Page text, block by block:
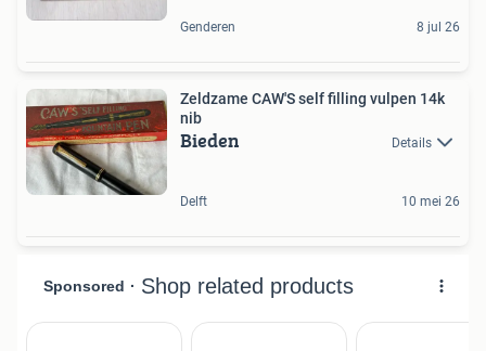
Genderen 8 jul 26
Zeldzame CAW'S self filling vulpen 14k
nib
Bieden Details
Delft 10 mei 26